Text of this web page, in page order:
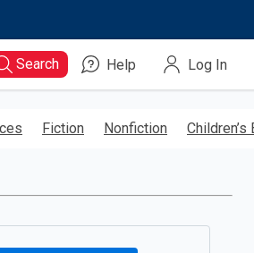
Search Help Log In
Fiction Nonfiction Children’s